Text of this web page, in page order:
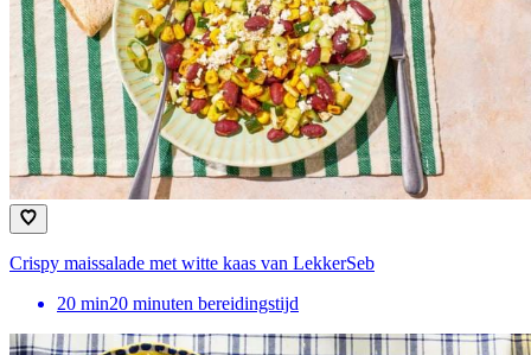
Crispy maissalade met witte kaas van LekkerSeb
20 min20 minuten bereidingstijd